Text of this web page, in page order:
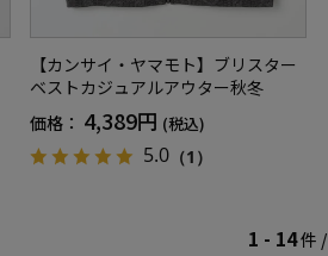
【カンサイ・ヤマモト】ブリスター
ベストカジュアルアウター秋冬
価格： 4,389円 (税込)
5.0 （1）
1 - 14件 /